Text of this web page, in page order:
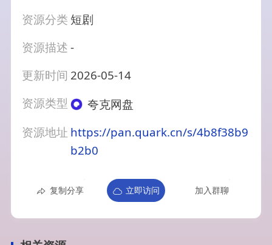
资源分类 短剧
资源描述-
更新时间 2026-05-14
资源类型
夸克网盘
资源地址 https://pan.quark.cn/s/4b8f38b9
b2b0
复制分享 立即访问 加入群聊